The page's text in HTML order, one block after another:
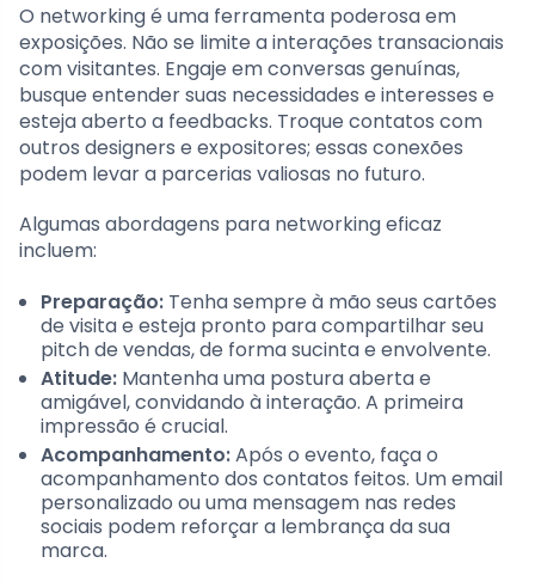
O networking é uma ferramenta poderosa em
exposições. Não se limite a interações transacionais
com visitantes. Engaje em conversas genuínas,
busque entender suas necessidades e interesses e
esteja aberto a feedbacks. Troque contatos com
outros designers e expositores; essas conexões
podem levar a parcerias valiosas no futuro.
Algumas abordagens para networking eficaz
incluem:
Preparação: Tenha sempre à mão seus cartões
de visita e esteja pronto para compartilhar seu
pitch de vendas, de forma sucinta e envolvente.
Atitude: Mantenha uma postura aberta e
amigável, convidando à interação. A primeira
impressão é crucial.
Acompanhamento:Após o evento, faça o
acompanhamento dos contatos feitos. Um email
personalizado ou uma mensagem nas redes
sociais podem reforçar a lembrança da sua
marca.